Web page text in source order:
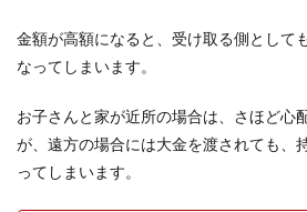
金額が高額になると、受け取る側として
なってしまいます。
お子さんと家が近所の場合は、さほど心
が、遠方の場合には大金を渡されても、
ってしまいます。